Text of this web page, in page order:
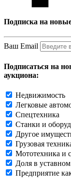
Подписка на
Ваш Email
Подписаться на
аукциона:
Недвижимость
Легковые
Спецтехника
Станки и
Другое
Грузовая
Мототехника и
Доля в
Предприятие